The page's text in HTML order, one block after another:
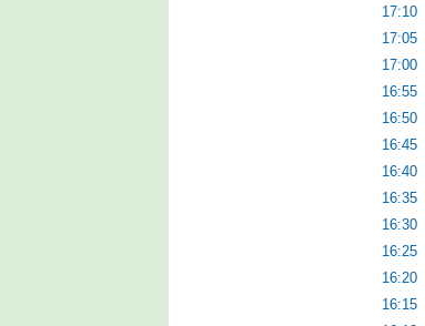
17:10
17:05
17:00
16:55
16:50
16:45
16:40
16:35
16:30
16:25
16:20
16:15